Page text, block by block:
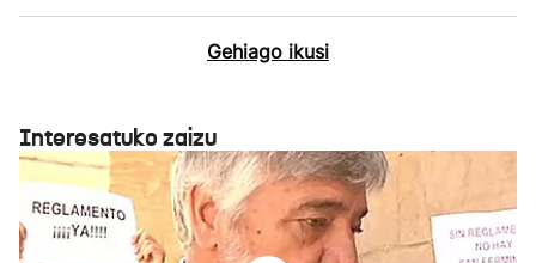
Gehiago ikusi
Interesatuko zaizu